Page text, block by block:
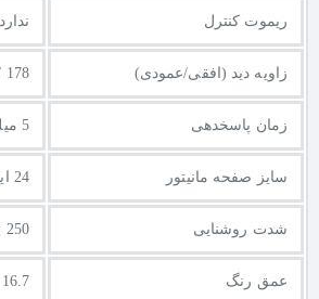
ریموت کنترل ندارد
زاویه دید (افقی/عمودی) 178 / 178
زمان پاسخدهی 5 میلی ثانیه
سایز صفحه مانیتور 24 اینچ
شدت روشنایی 250 نیتس
عمق رنگ 16.7 میلیون رنگ